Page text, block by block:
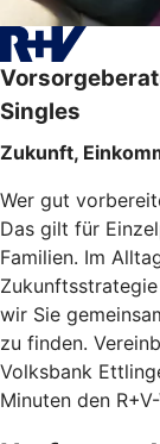
Singles
Zukunft,
Wer gut
Das gilt für
Familien. Im
wir Sie
zu finden.
Volksbank
Minuten den